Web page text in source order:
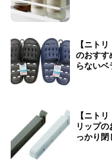
【ニト
のおす
らない
【ニト
リップ
っかり閉